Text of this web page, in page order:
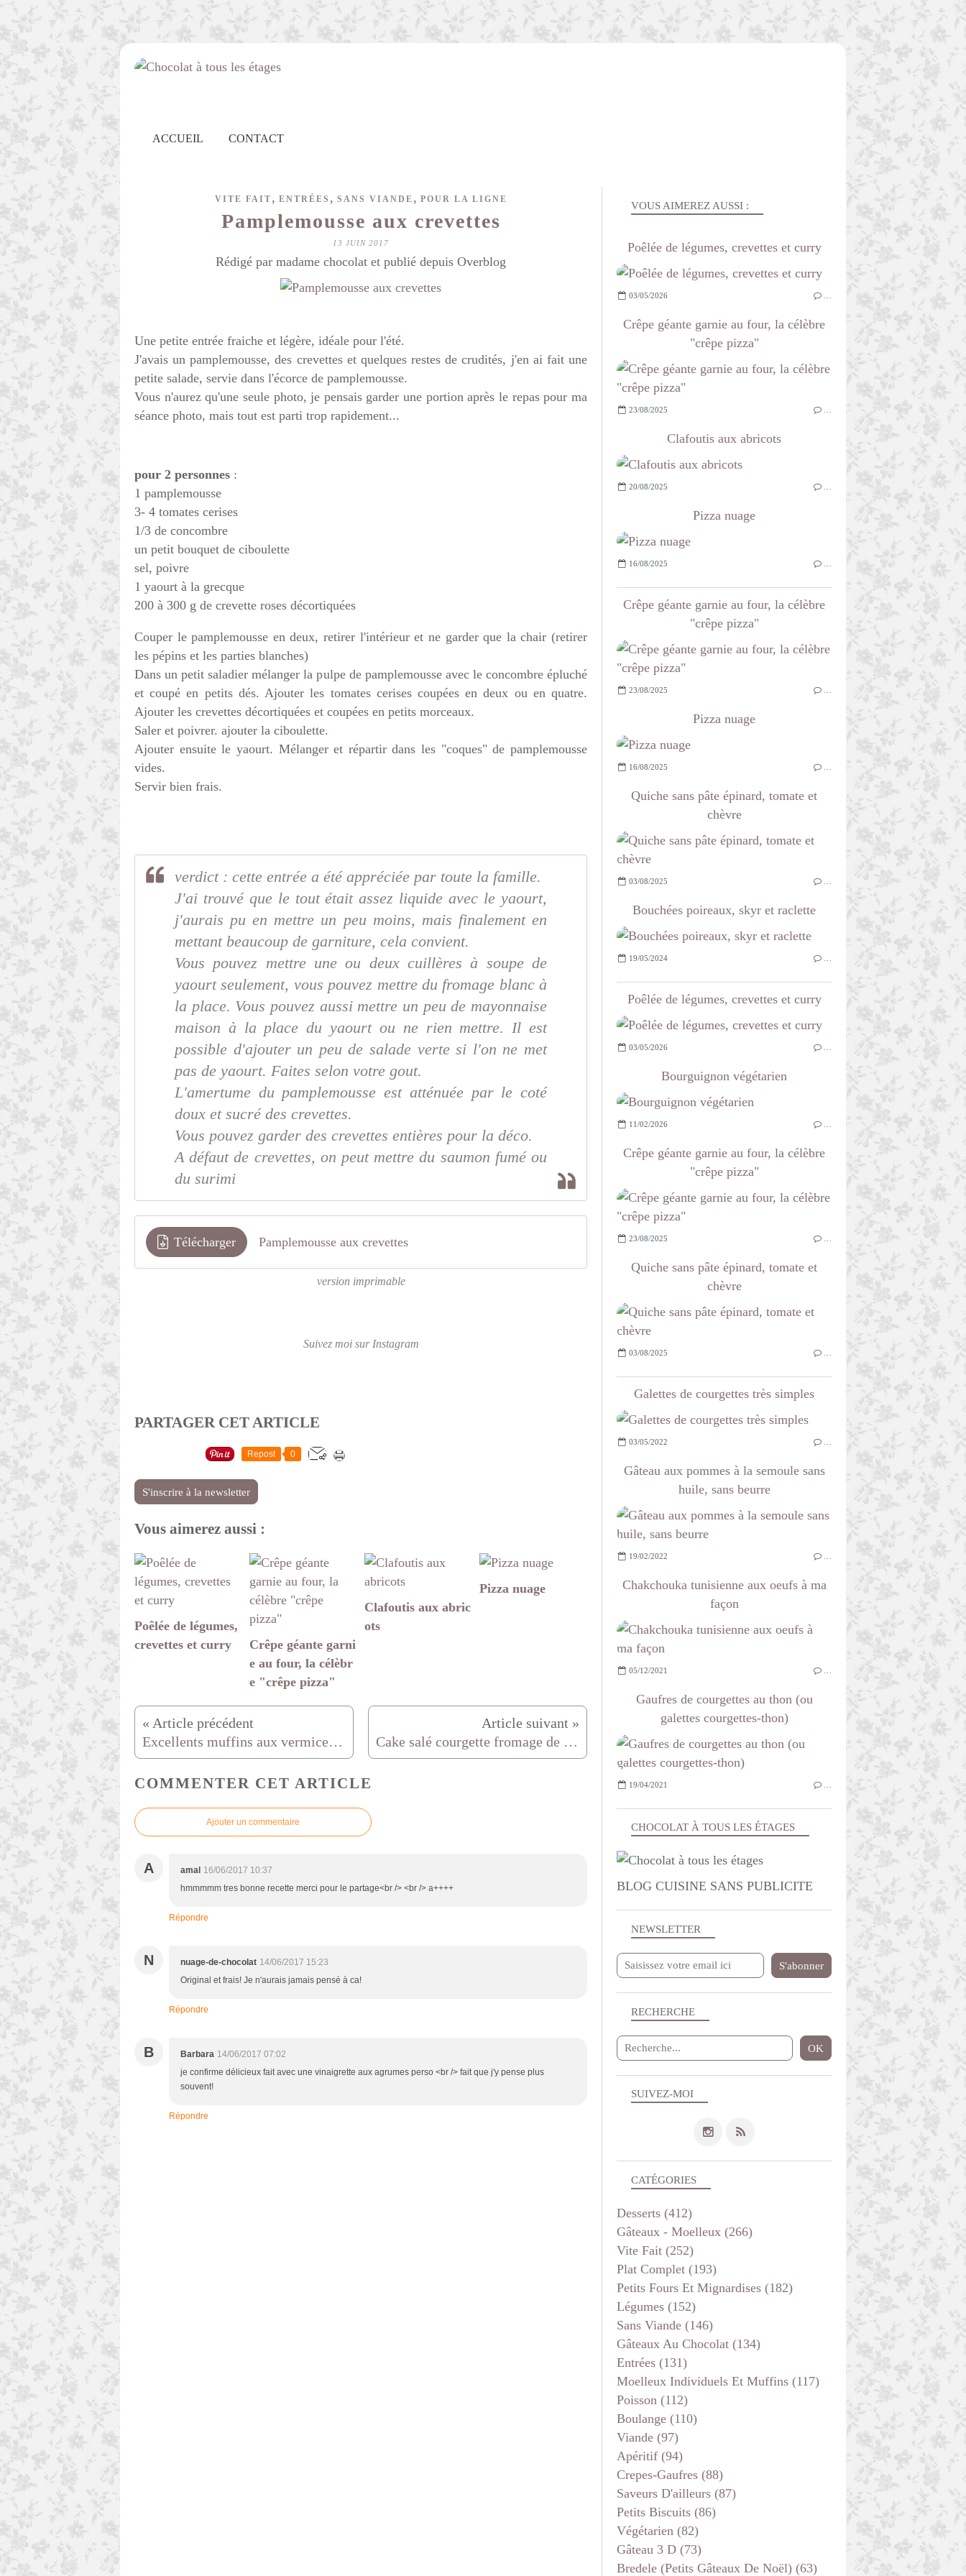
ACCUEIL CONTACT
VITE FAIT , ENTRÉES , SANS VIANDE , POUR LA LIGNE
Pamplemousse aux crevettes
13 JUIN 2017
Rédigé par madame chocolat et publié depuis Overblog
Une petite entrée fraiche et légère, idéale pour l'été.
J'avais un pamplemousse, des crevettes et quelques restes de crudités, j'en ai fait une
petite salade, servie dans l'écorce de pamplemousse.
Vous n'aurez qu'une seule photo, je pensais garder une portion après le repas pour ma
séance photo, mais tout est parti trop rapidement...
pour 2 personnes :
1 pamplemousse
3- 4 tomates cerises
1/3 de concombre
un petit bouquet de ciboulette
sel, poivre
1 yaourt à la grecque
200 à 300 g de crevette roses décortiquées
Couper le pamplemousse en deux, retirer l'intérieur et ne garder que la chair (retirer
les pépins et les parties blanches)
Dans un petit saladier mélanger la pulpe de pamplemousse avec le concombre épluché
et coupé en petits dés. Ajouter les tomates cerises coupées en deux ou en quatre.
Ajouter les crevettes décortiquées et coupées en petits morceaux.
Saler et poivrer. ajouter la ciboulette.
Ajouter ensuite le yaourt. Mélanger et répartir dans les "coques" de pamplemousse
vides.
Servir bien frais.
verdict : cette entrée a été appréciée par toute la famille.
J'ai trouvé que le tout était assez liquide avec le yaourt,
j'aurais pu en mettre un peu moins, mais finalement en
mettant beaucoup de garniture, cela convient.
Vous pouvez mettre une ou deux cuillères à soupe de
yaourt seulement, vous pouvez mettre du fromage blanc à
la place. Vous pouvez aussi mettre un peu de mayonnaise
maison à la place du yaourt ou ne rien mettre. Il est
possible d'ajouter un peu de salade verte si l'on ne met
pas de yaourt. Faites selon votre gout.
L'amertume du pamplemousse est atténuée par le coté
doux et sucré des crevettes.
Vous pouvez garder des crevettes entières pour la déco.
A défaut de crevettes, on peut mettre du saumon fumé ou
du surimi
Télécharger Pamplemousse aux crevettes
version imprimable
Suivez moi sur Instagram
PARTAGER CET ARTICLE
Repost 0
S'inscrire à la newsletter
Vous aimerez aussi :
Poêlée de légumes,
crevettes et curry
Crêpe géante garni
e au four, la célèbr
e "crêpe pizza"
Clafoutis aux abric
ots
Pizza nuage
Excellents muffins aux vermicelles de chocolat Cake salé courgette fromage de chèvre
COMMENTER CET ARTICLE
Ajouter un commentaire
A amal 16/06/2017 10:37
hmmmmm tres bonne recette merci pour le partage<br /> <br /> a++++
Répondre
N nuage-de-chocolat 14/06/2017 15:23
Original et frais! Je n'aurais jamais pensé à ca!
Répondre
B Barbara 14/06/2017 07:02
je confirme délicieux fait avec une vinaigrette aux agrumes perso <br /> fait que j'y pense plus
souvent!
Répondre
NEWSLETTER
SUIVEZ-MOI
RECHERCHE
CHOCOLAT À TOUS LES ÉTAGES
BLOG CUISINE SANS PUBLICITE
VOUS AIMEREZ AUSSI :
Poêlée de légumes, crevettes et curry
03/05/2026
Crêpe géante garnie au four, la célèbre
"crêpe pizza"
23/08/2025
Clafoutis aux abricots
20/08/2025
Pizza nuage
16/08/2025
Crêpe géante garnie au four, la célèbre
"crêpe pizza"
23/08/2025
Pizza nuage
16/08/2025
Quiche sans pâte épinard, tomate et
chèvre
03/08/2025
Bouchées poireaux, skyr et raclette
19/05/2024
Poêlée de légumes, crevettes et curry
03/05/2026
Bourguignon végétarien
11/02/2026
Crêpe géante garnie au four, la célèbre
"crêpe pizza"
23/08/2025
Quiche sans pâte épinard, tomate et
chèvre
03/08/2025
Galettes de courgettes très simples
03/05/2022
Gâteau aux pommes à la semoule sans
huile, sans beurre
19/02/2022
Chakchouka tunisienne aux oeufs à ma
façon
05/12/2021
Gaufres de courgettes au thon (ou
galettes courgettes-thon)
19/04/2021
CATÉGORIES
Desserts (412)
Gâteaux - Moelleux (266)
Vite Fait (252)
Plat Complet (193)
Petits Fours Et Mignardises (182)
Légumes (152)
Sans Viande (146)
Gâteaux Au Chocolat (134)
Entrées (131)
Moelleux Individuels Et Muffins (117)
Poisson (112)
Boulange (110)
Viande (97)
Apéritif (94)
Crepes-Gaufres (88)
Saveurs D'ailleurs (87)
Petits Biscuits (86)
Végétarien (82)
Gâteau 3 D (73)
Bredele (petits Gâteaux De Noël) (63)